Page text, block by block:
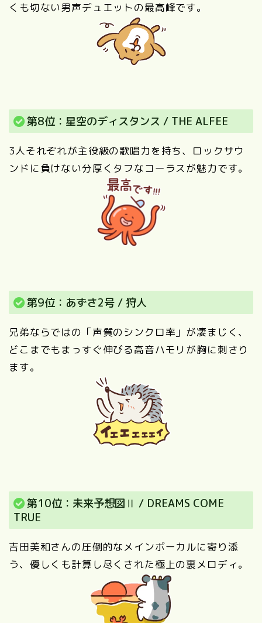
くも切ない男声デュエットの最高峰です。
第8位：星空のディスタンス / THE ALFEE
3人それぞれが主役級の歌唱力を持ち、ロックサウ
ンドに負けない分厚くタフなコーラスが魅力です。
第9位：あずさ2号 / 狩人
兄弟ならではの「声質のシンクロ率」が凄まじく、
どこまでもまっすぐ伸びる高音ハモリが胸に刺さり
ます。
第10位：未来予想図Ⅱ / DREAMS COME
TRUE
吉田美和さんの圧倒的なメインボーカルに寄り添
う、優しくも計算し尽くされた極上の裏メロディ。